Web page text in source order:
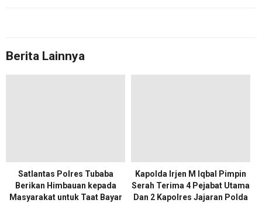
Berita Lainnya
Satlantas Polres Tubaba
Berikan Himbauan kepada
Masyarakat untuk Taat Bayar
Kapolda Irjen M Iqbal Pimpin
Serah Terima 4 Pejabat Utama
Dan 2 Kapolres Jajaran Polda